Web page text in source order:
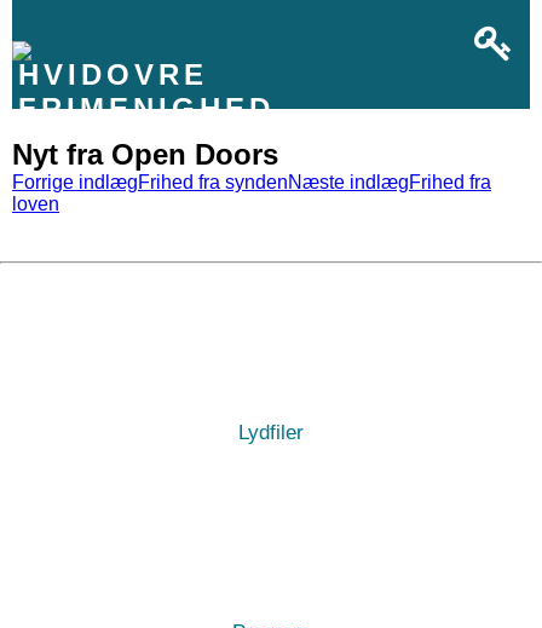
HVIDOVRE
FRIMENIGHED
Nyt fra Open Doors
Indlæg
navigation
Forrige indlægFrihed fra syndenNæste indlægFrihed fra
loven
Lydfiler